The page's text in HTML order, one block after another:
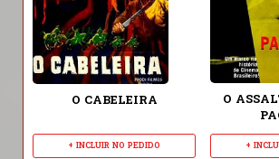
O CABELEIRA
+ INCLUIR NO PEDIDO
O
+